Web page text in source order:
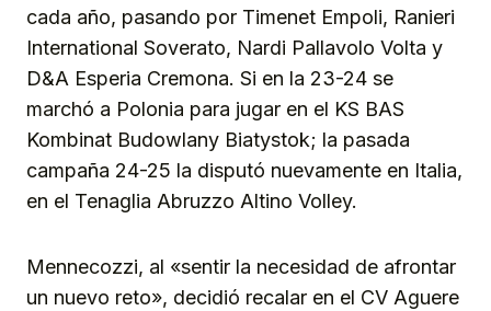
cada año, pasando por Timenet Empoli, Ranieri
International Soverato, Nardi Pallavolo Volta y
D&A Esperia Cremona. Si en la 23-24 se
marchó a Polonia para jugar en el KS BAS
Kombinat Budowlany Biatystok; la pasada
campaña 24-25 la disputó nuevamente en Italia,
en el Tenaglia Abruzzo Altino Volley.
Mennecozzi, al «sentir la necesidad de afrontar
un nuevo reto», decidió recalar en el CV Aguere